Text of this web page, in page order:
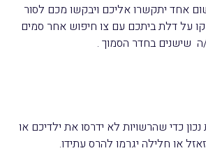
אחד יתקשרו אליכם ויבקשו מכם לסור
על דלת ביתכם עם צו חיפוש אחר סמים
שישנים בחדר הסמוך .
כדי שהרשויות לא ידרסו את ילדיכם או
או חלילה יגרמו להרס עתידו.